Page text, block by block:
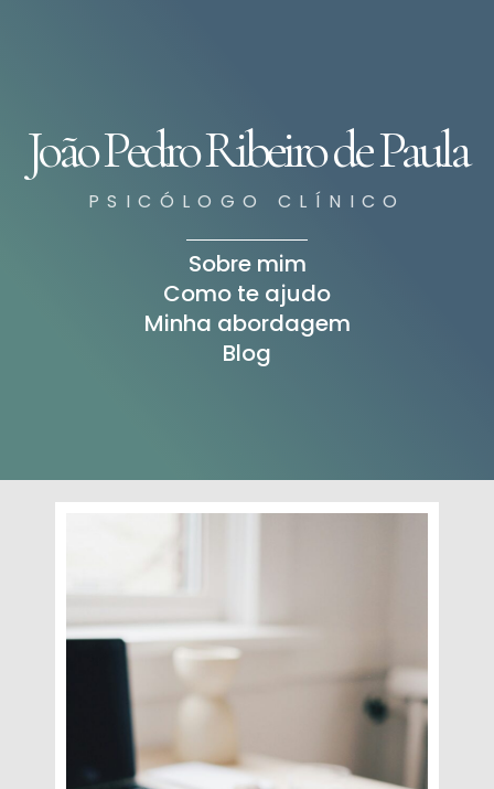
João Pedro Ribeiro de Paula
PSICÓLOGO CLÍNICO
Sobre mim
Como te ajudo
Minha abordagem
Blog